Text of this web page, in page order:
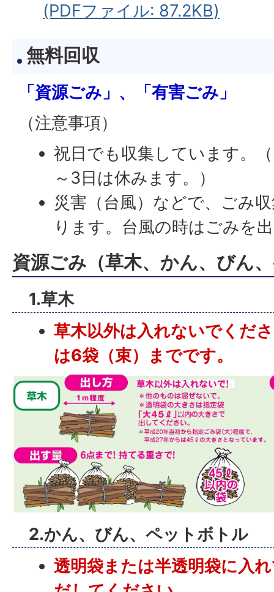
(PDFファイル: 87.2KB)
無料回収
「資源ごみ」、「有害ごみ」
（注意事項）
祝日でも収集しています。
～3日は休みます。）
災害（台風）などで、ごみ
ります。台風の時はごみを
資源ごみ（草木、かん、びん
1.草木
草木以外は入れないでくだ
は6袋（束）までです。
2.かん、びん、ペットボトル
透明袋または半透明袋に入